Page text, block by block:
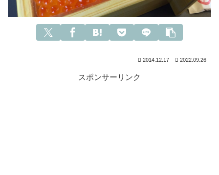
2014.12.17 2022.09.26
スポンサーリンク